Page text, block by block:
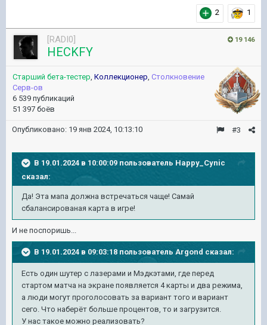
2 1
19 146
[RADI0]
HECKFY
Старший бета-тестер, Коллекционер, Столкновение
Серв-ов
6 539 публикаций
51 397 боёв
#3
Опубликовано: 19 янв 2024, 10:13:10
В 19.01.2024 в 10:00:09 пользователь Happy_Cynic
сказал:
Да! Эта мапа должна встречаться чаще! Самай
сбалансированая карта в игре!
И не поспоришь...
В 19.01.2024 в 09:03:18 пользователь Argond сказал:
Есть один шутер с лазерами и Мэдкэтами, где перед
стартом матча на экране появляется 4 карты и два режима,
а люди могут проголосовать за вариант того и вариант
сего. Что наберёт больше процентов, то и загрузится.
У нас такое можно реализовать?